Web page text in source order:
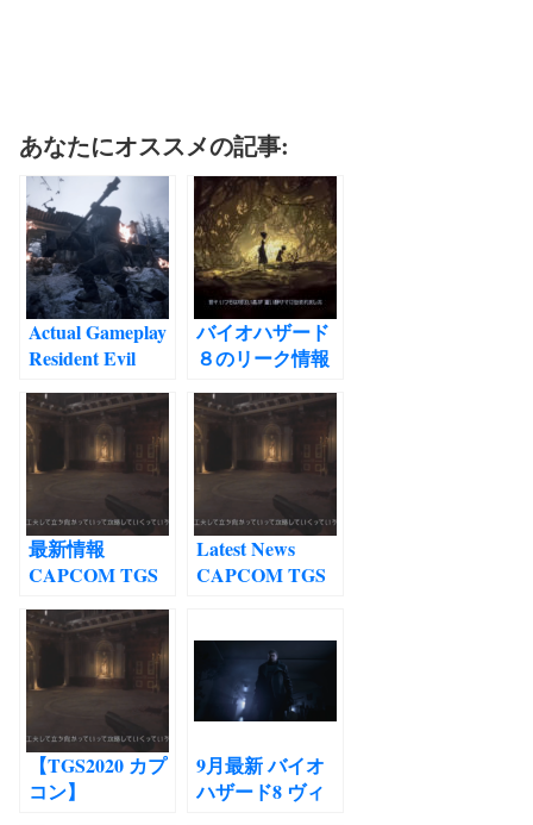
あなたにオススメの記事:
Actual Gameplay
Resident Evil
ENGLISH
translation
CAPCOM
transcription バ
イオハザード８
ヴィレッジ 実機
こしと翻訳
バイオハザード
８のリーク情報
トレーラーリー
ク 考察 Resident
Evil 8 Leak 2020
最新情報
CAPCOM TGS
DAY-2＞9/27 (日)
バイオハザード
ヴィレッジ 狩野
英孝さんの実況
プレイからわか
ること考察 バイ
オハザード8 リ
Latest News
CAPCOM TGS
Evil Village What
did the
KANOUEIKOU
play DEMO?
reaction
commentary
【TGS2020 カプ
コン】
9月最新 バイオ
ハザード8 ヴィ